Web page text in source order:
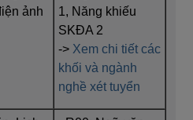
ảnh
1, Năng khiếu
SKĐA 2
-> Xem chi tiết các
khối và ngành
nghề xét tuyển